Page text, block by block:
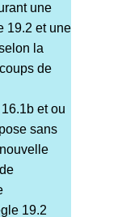
une
19.2 et une
la
de
et ou
sans
19.2